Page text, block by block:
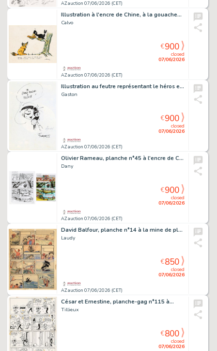
AZ auction 07/06/2026 (CET)
Illustration à l'encre de Chine, à la gouache…
Calvo
AZ auction 07/06/2026 (CET)
closed
07/06/2026
€900
Illustration au feutre représentant le héros en…
Gaston
AZ auction 07/06/2026 (CET)
closed
07/06/2026
€900
Olivier Rameau, planche n°45 à l'encre de Chine…
Dany
AZ auction 07/06/2026 (CET)
closed
07/06/2026
€900
David Balfour, planche n°14 à la mine de plomb…
Laudy
AZ auction 07/06/2026 (CET)
closed
07/06/2026
€850
César et Ernestine, planche-gag n°115 à…
Tillieux
closed
07/06/2026
€800